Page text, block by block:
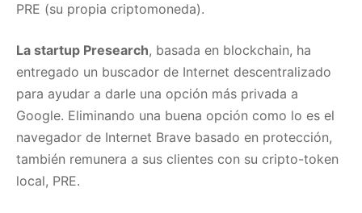
PRE (su propia criptomoneda).
La startup Presearch, basada en blockchain, ha
entregado un buscador de Internet descentralizado
para ayudar a darle una opción más privada a
Google. Eliminando una buena opción como lo es el
navegador de Internet Brave basado en protección,
también remunera a sus clientes con su cripto-token
local, PRE.